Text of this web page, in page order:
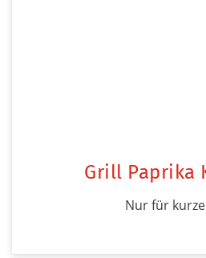
Grill Paprika
Nur für